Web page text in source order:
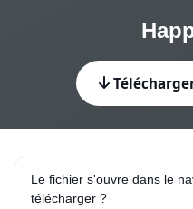
Le fichier s'ouvre dans le
télécharger ?